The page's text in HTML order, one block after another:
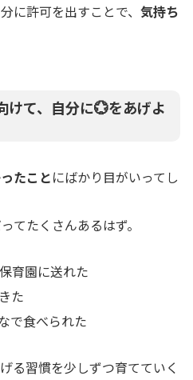
に許可を出すことで、 気持ち
けて、自分に💮をあげよ
たことにばかり目がいってし
てたくさんあるはず。
育園に送れた
た
で食べられた
る習慣を少しずつ育てていく